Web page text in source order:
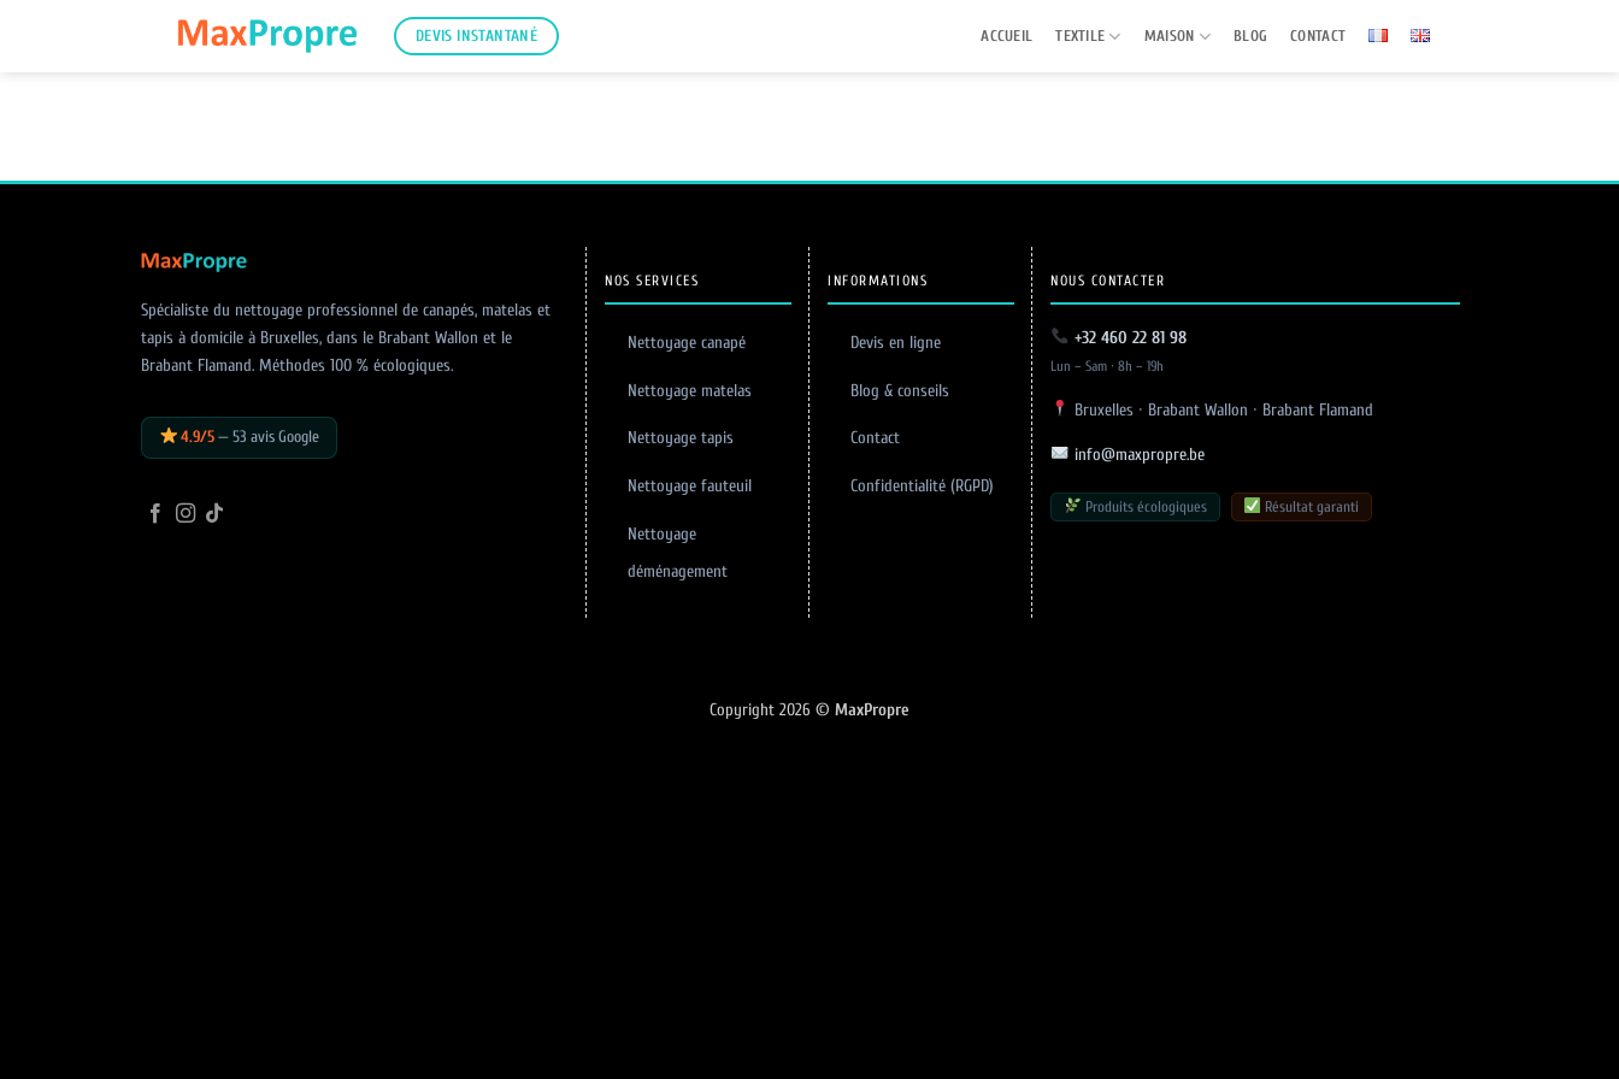
DEVIS INSTANTANÉ ACCUEIL TEXTILE MAISON BLOG CONTACT
Spécialiste du nettoyage professionnel de canapés, matelas et
tapis à domicile à Bruxelles, dans le Brabant Wallon et le
Brabant Flamand. Méthodes 100 % écologiques.
4.9/5— 53 avis Google
NOS SERVICES
Nettoyage canapé
Nettoyage matelas
Nettoyage tapis
Nettoyage fauteuil
Nettoyage
déménagement
INFORMATIONS
Devis en ligne
Blog & conseils
Contact
Confidentialité (RGPD)
NOUS CONTACTER
+32 460 22 81 98
Lun – Sam · 8h – 19h
Bruxelles · Brabant Wallon · Brabant Flamand
info@maxpropre.be
Produits écologiques Résultat garanti
Copyright 2026 © MaxPropre